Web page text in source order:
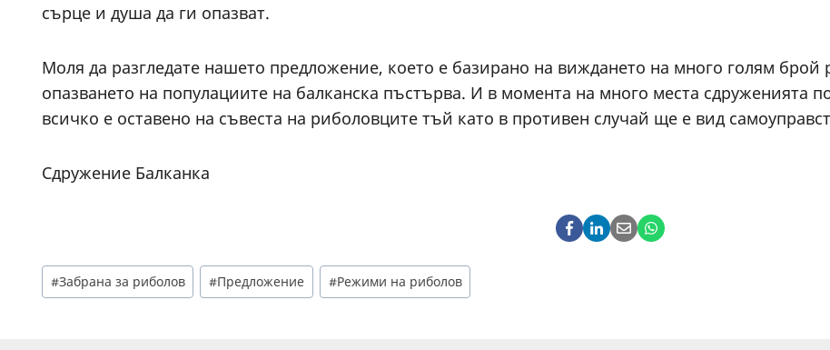
сърце и душа да ги опазват.
Моля да разгледате нашето предложение, което е базирано на виждането на много голям
опазването на популациите на балканска пъстърва. И в момента на много места сдруженията
всичко е оставено на съвеста на риболовците тъй като в противен случай ще е вид
Сдружение Балканка
Post
Tags:
#Забрана за риболов #Предложение #Режими на риболов